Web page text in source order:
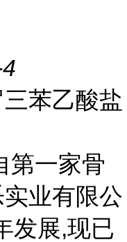
苯乙酸盐
第一家骨
业有限公
发展,现已